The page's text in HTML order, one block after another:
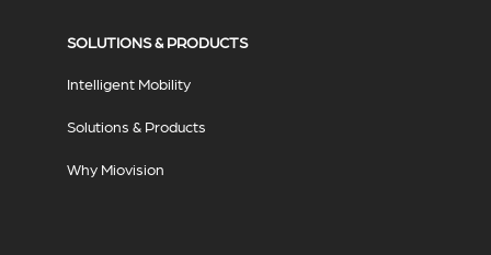
SOLUTIONS & PRODUCTS
Intelligent Mobility
Solutions & Products
Why Miovision